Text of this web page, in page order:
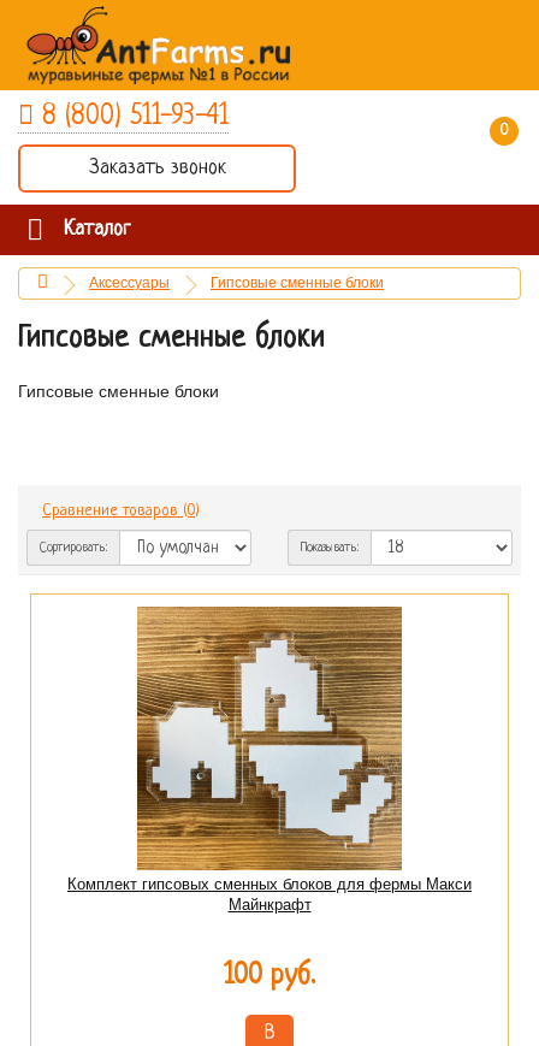
8 (800) 511-93-41
Заказать звонок
0 товар(ов) - 0 руб.
Каталог
Аксессуары Гипсовые сменные блоки
Гипсовые сменные блоки
Гипсовые сменные блоки
Сравнение товаров (0)
Сортировать: Показывать:
Комплект гипсовых сменных блоков для фермы Макси
Майнкрафт
100 руб.
В